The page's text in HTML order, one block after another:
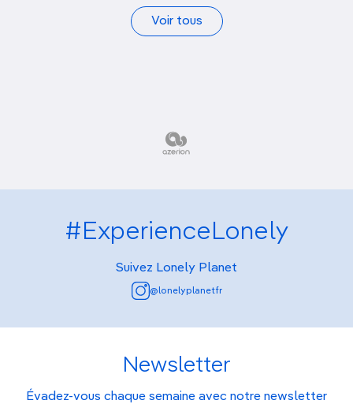
Voir tous
#ExperienceLonely
Suivez Lonely Planet
@lonelyplanetfr
Newsletter
Évadez-vous chaque semaine avec notre newsletter